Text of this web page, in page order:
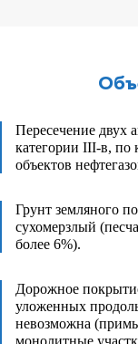
Пересечение двух
категории III-в, по
объектов
Грунт земляного
сухомерзлый
более 6%).
Дорожное
уложенных
невозможна
монолитные